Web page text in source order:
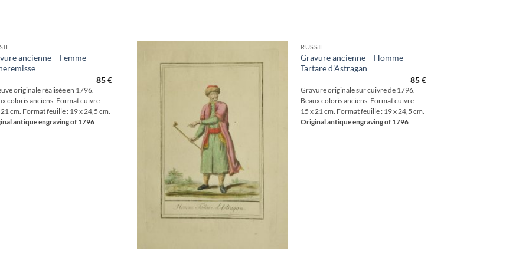
ancienne – Femme
85€
originale réalisée en 1796.
coloris anciens. Format cuivre :
21 cm. Format feuille : 19 x 24,5 cm.
antique engraving of 1796
RUSSIE
Gravure ancienne – Homme
Tartare d’Astragan
85€
Gravure originale sur cuivre de 1796.
Beaux coloris anciens. Format cuivre :
15 x 21 cm. Format feuille : 19 x 24,5 cm.
Original antique engraving of 1796